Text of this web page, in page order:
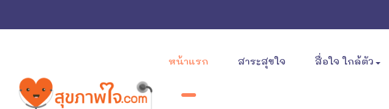
หน้าแรก สาระสุขใจ สื่อใจ ใกล้ตัว